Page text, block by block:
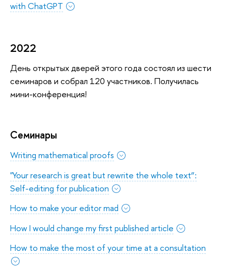
with ChatGPT
2022
День открытых дверей этого года состоял из шести
семинаров и собрал 120 участников. Получилась
мини-конференция!
Семинары
Writing mathematical proofs
"Your research is great but rewrite the whole text”:
Self-editing for publication
How to make your editor mad
How I would change my first published article
How to make the most of your time at a consultation